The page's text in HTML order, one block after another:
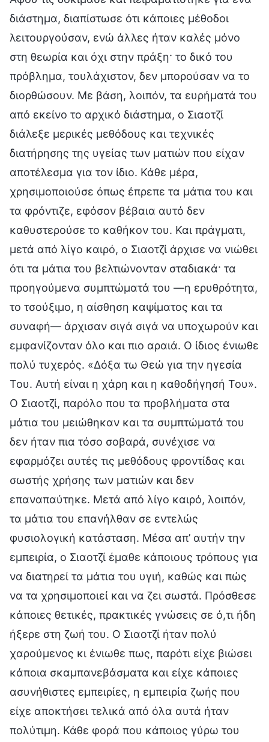
διάστημα, διαπίστωσε ότι κάποιες μέθοδοι
λειτουργούσαν, ενώ άλλες ήταν καλές μόνο
στη θεωρία και όχι στην πράξη· το δικό του
πρόβλημα, τουλάχιστον, δεν μπορούσαν να το
διορθώσουν. Με βάση, λοιπόν, τα ευρήματά του
από εκείνο το αρχικό διάστημα, ο Σιαοτζί
διάλεξε μερικές μεθόδους και τεχνικές
διατήρησης της υγείας των ματιών που είχαν
αποτέλεσμα για τον ίδιο. Κάθε μέρα,
χρησιμοποιούσε όπως έπρεπε τα μάτια του και
τα φρόντιζε, εφόσον βέβαια αυτό δεν
καθυστερούσε το καθήκον του. Και πράγματι,
μετά από λίγο καιρό, ο Σιαοτζί άρχισε να νιώθει
ότι τα μάτια του βελτιώνονταν σταδιακά· τα
προηγούμενα συμπτώματά του —η ερυθρότητα,
το τσούξιμο, η αίσθηση καψίματος και τα
συναφή— άρχισαν σιγά σιγά να υποχωρούν και
εμφανίζονταν όλο και πιο αραιά. Ο ίδιος ένιωθε
πολύ τυχερός. «Δόξα τω Θεώ για την ηγεσία
Του. Αυτή είναι η χάρη και η καθοδήγησή Του».
Ο Σιαοτζί, παρόλο που τα προβλήματα στα
μάτια του μειώθηκαν και τα συμπτώματά του
δεν ήταν πια τόσο σοβαρά, συνέχισε να
εφαρμόζει αυτές τις μεθόδους φροντίδας και
σωστής χρήσης των ματιών και δεν
επαναπαύτηκε. Μετά από λίγο καιρό, λοιπόν,
τα μάτια του επανήλθαν σε εντελώς
φυσιολογική κατάσταση. Μέσα απ’ αυτήν την
εμπειρία, ο Σιαοτζί έμαθε κάποιους τρόπους για
να διατηρεί τα μάτια του υγιή, καθώς και πώς
να τα χρησιμοποιεί και να ζει σωστά. Πρόσθεσε
κάποιες θετικές, πρακτικές γνώσεις σε ό,τι ήδη
ήξερε στη ζωή του. Ο Σιαοτζί ήταν πολύ
χαρούμενος κι ένιωθε πως, παρότι είχε βιώσει
κάποια σκαμπανεβάσματα και είχε κάποιες
ασυνήθιστες εμπειρίες, η εμπειρία ζωής που
είχε αποκτήσει τελικά από όλα αυτά ήταν
πολύτιμη. Κάθε φορά που κάποιος γύρω του